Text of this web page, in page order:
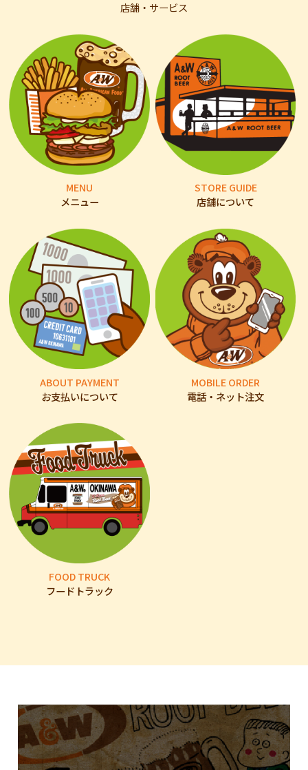
店舗・サービス
MENU
メニュー
STORE GUIDE
店舗について
ABOUT PAYMENT
お支払いについて
MOBILE ORDER
電話・ネット注文
FOOD TRUCK
フードトラック